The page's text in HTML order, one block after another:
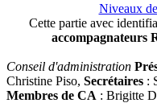
Niveaux
Cette partie avec
accompagnateurs
Conseil d'administration
Christine Piso, Secrétaires :
Membres de CA : Brigitte